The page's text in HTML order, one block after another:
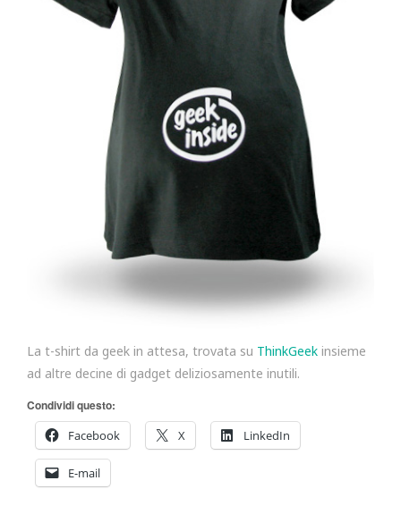
La t-shirt da geek in attesa, trovata su ThinkGeek insieme
ad altre decine di gadget deliziosamente inutili.
Condividi questo:
Facebook
X LinkedIn
E-mail